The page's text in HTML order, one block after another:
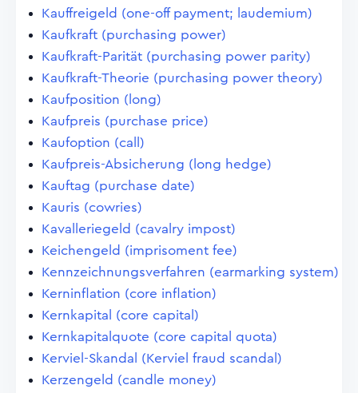
Kauffreigeld (one-off payment; laudemium)
Kaufkraft (purchasing power)
Kaufkraft-Parität (purchasing power parity)
Kaufkraft-Theorie (purchasing power theory)
Kaufposition (long)
Kaufpreis (purchase price)
Kaufoption (call)
Kaufpreis-Absicherung (long hedge)
Kauftag (purchase date)
Kauris (cowries)
Kavalleriegeld (cavalry impost)
Keichengeld (imprisoment fee)
Kennzeichnungsverfahren (earmarking system)
Kerninflation (core inflation)
Kernkapital (core capital)
Kernkapitalquote (core capital quota)
Kerviel-Skandal (Kerviel fraud scandal)
Kerzengeld (candle money)